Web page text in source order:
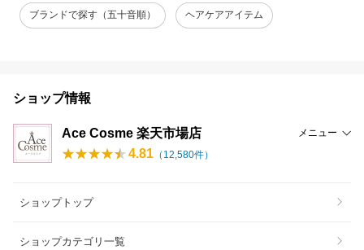
ブランドで探す（五十音順） ヘアケアアイテム
ショップ情報
Ace Cosme 楽天市場店 メニュー
4.81 （ 12,580件）
ショップトップ
ショップカテゴリ一覧